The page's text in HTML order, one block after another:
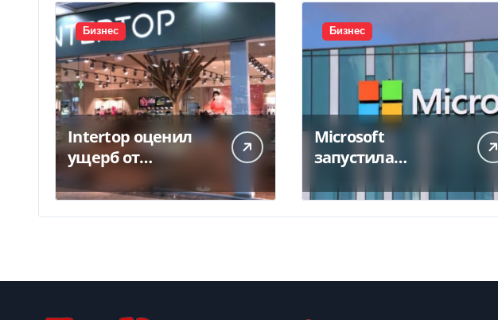
Бизнес
Intertop оценил
ущерб от
склада в 450 млн
грн
Бизнес
Microsoft
запустила
центр в Индии за
$20,5 миллиарда